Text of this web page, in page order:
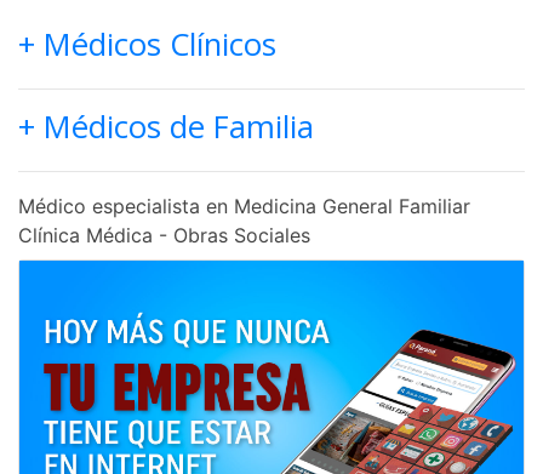
+ Médicos Clínicos
+ Médicos de Familia
Médico especialista en Medicina General Familiar
Clínica Médica - Obras Sociales